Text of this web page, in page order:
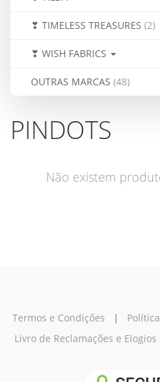
❣ TIMELESS TREASURES (2)
❣ WISH FABRICS
OUTRAS MARCAS (48)
PINDOTS
Não existem
Termos e Condições |
Livro de Reclamações e Elogios